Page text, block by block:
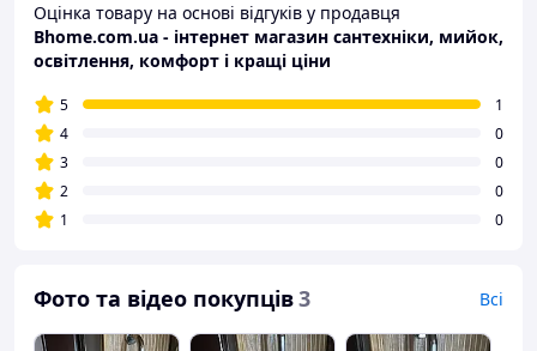
Оцінка товару на основі відгуків у продавця
Bhome.com.ua - інтернет магазин сантехніки, мийок,
освітлення, комфорт і кращі ціни
5
1
4
0
3
0
2
0
1
0
Фото та відео покупців3 Всі